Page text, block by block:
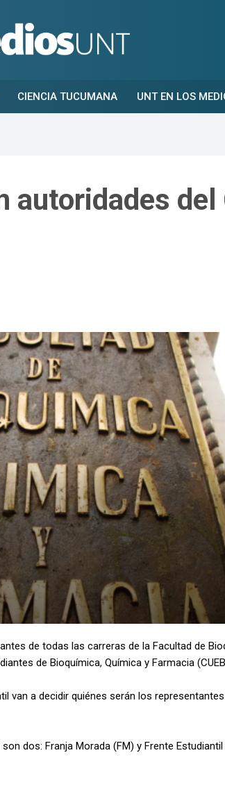
CIENCIA TUCUMANA UNT EN LOS
autoridades del
de todas las carreras de la Facultad de
de Bioquímica, Química y Farmacia
van a decidir quiénes serán los
dos: Franja Morada (FM) y Frente Estudiantil